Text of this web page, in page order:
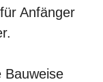
Anfänger
Bauweise